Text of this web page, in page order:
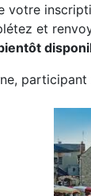
votre
et
participant